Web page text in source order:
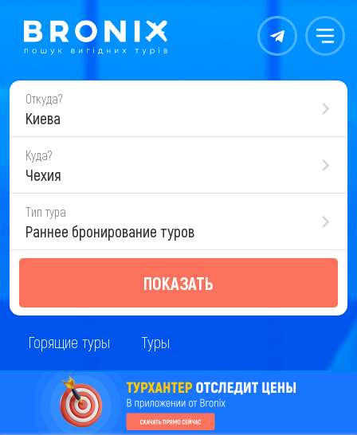
Контакты Меню
Откуда?
Киева
Куда?
Чехия
Тип тура
Раннее бронирование туров
ПОКАЗАТЬ
Горящие туры Туры